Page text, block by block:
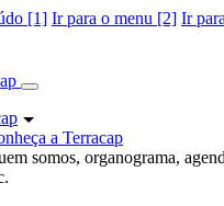
[1] Ir para o menu [2] Ir
a Terracap
somos, organograma,